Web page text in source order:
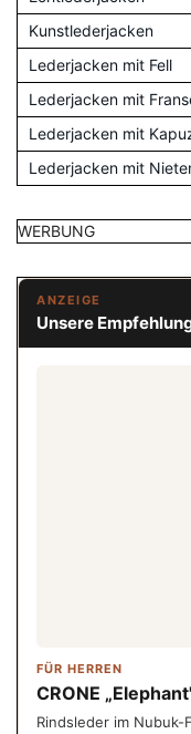
Kunstlederjacken
Lederjacken mit Fell
Lederjacken mit
Lederjacken mit
Lederjacken mit
WERBUNG
ANZEIGE
Unsere
FÜR HERREN
CRONE
Rindsleder im